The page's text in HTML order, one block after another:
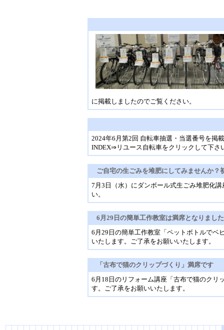
に掲載しましたのでご覧ください。
2024年6月第2回 自転車抽選・当選番号を掲
INDEX⇒リユース自転車をクリックして下さ
ご自宅の生ごみを堆肥にしてみませんか？
7月3日（水）にダンボール式生ごみ堆肥化
い。
6月29日の簡単工作教室は満席となりました
6月29日の簡単工作教室「ペットボトルでベ
いたします。ご了承をお願いいたします。
「古布で猫のクリップづくり」満席です
6月18日のリフォーム講座「古布で猫のクリ
す。ご了承をお願いいたします。